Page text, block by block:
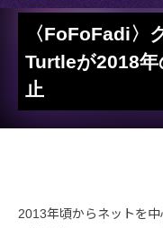
〈FoFoFadi〉
Turtleが2018
止
2013年頃からネットを